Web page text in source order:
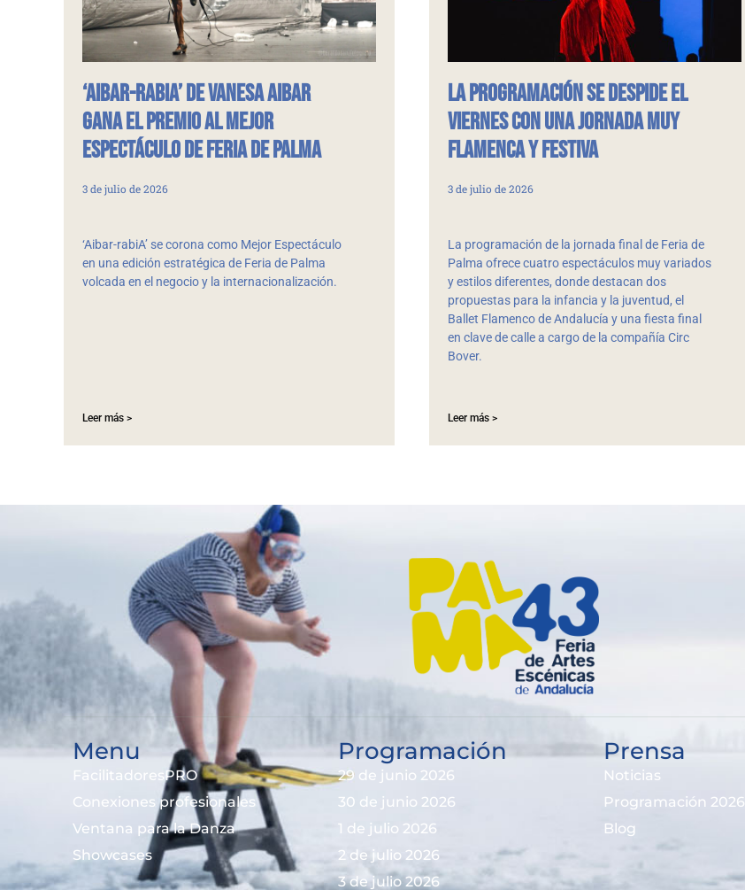
‘Aibar-rabiA’ de Vanesa Aibar
gana el Premio al Mejor
Espectáculo de Feria de Palma
3 de julio de 2026
‘Aibar-rabiA’ se corona como Mejor Espectáculo
en una edición estratégica de Feria de Palma
volcada en el negocio y la internacionalización.
Leer más >
La programación se despide el
viernes con una jornada muy
flamenca y festiva
3 de julio de 2026
La programación de la jornada final de Feria de
Palma ofrece cuatro espectáculos muy variados
y estilos diferentes, donde destacan dos
propuestas para la infancia y la juventud, el
Ballet Flamenco de Andalucía y una fiesta final
en clave de calle a cargo de la compañía Circ
Bover.
Leer más >
Menu
FacilitadoresPRO
Conexiones profesionales
Ventana para la Danza
Showcases
Programación
29 de junio 2026
30 de junio 2026
1 de julio 2026
2 de julio 2026
3 de julio 2026
Prensa
Noticias
Programación 2026
Blog